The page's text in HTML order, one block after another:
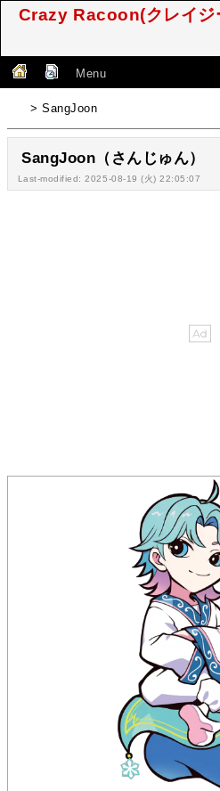
Crazy Racoon(クレイジ
Menu
> SangJoon
SangJoon（さんじゅん）
Last-modified: 2025-08-19 (火) 22:05:07